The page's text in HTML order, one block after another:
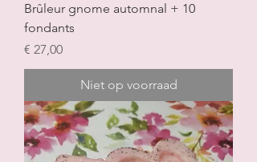
Brûleur gnome automnal + 10
fondants
Prijs
€ 27,00
Niet op voorraad